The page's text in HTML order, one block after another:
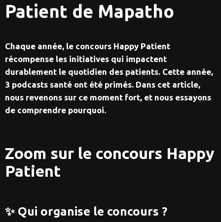
Patient de Mapatho
Chaque année, le concours Happy Patient
récompense les initiatives qui impactent
durablement le quotidien des patients. Cette année,
3 podcasts santé ont été primés. Dans cet article,
nous revenons sur ce moment fort, et nous essayons
de comprendre pourquoi.‍
Zoom sur le concours Happy
Patient‍‍
✨ Qui organise le concours ?